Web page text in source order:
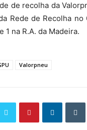
de recolha da
Rede de Recolha no
1 na R.A. da Madeira.
Valorpneu